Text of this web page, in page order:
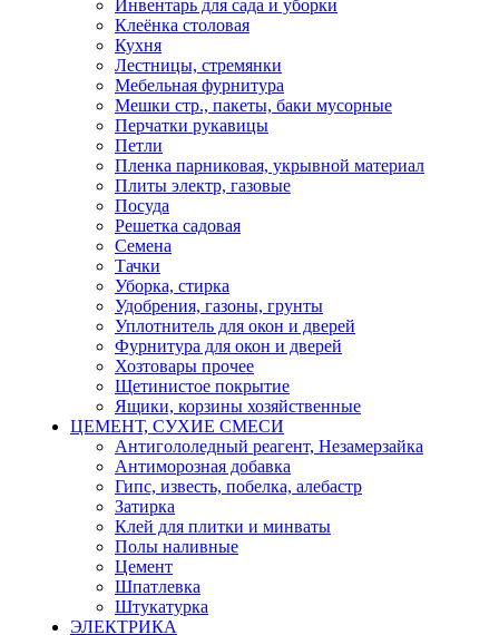
Инвентарь для сада и уборки
Клеёнка столовая
Кухня
Лестницы, стремянки
Мебельная фурнитура
Мешки стр., пакеты, баки мусорные
Перчатки рукавицы
Петли
Пленка парниковая, укрывной материал
Плиты электр, газовые
Посуда
Решетка садовая
Семена
Тачки
Уборка, стирка
Удобрения, газоны, грунты
Уплотнитель для окон и дверей
Фурнитура для окон и дверей
Хозтовары прочее
Щетинистое покрытие
Ящики, корзины хозяйственные
ЦЕМЕНТ, СУХИЕ СМЕСИ
Антигололедный реагент, Незамерзайка
Антиморозная добавка
Гипс, известь, побелка, алебастр
Затирка
Клей для плитки и минваты
Полы наливные
Цемент
Шпатлевка
Штукатурка
ЭЛЕКТРИКА